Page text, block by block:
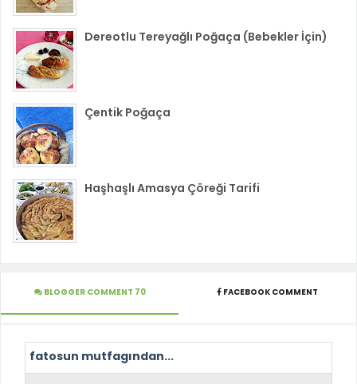
Dereotlu Tereyağlı Poğaça (Bebekler İçin)
Çentik Poğaça
Haşhaşlı Amasya Çöreği Tarifi
BLOGGER COMMENT 70 FACEBOOK COMMENT
fatosun mutfagından...